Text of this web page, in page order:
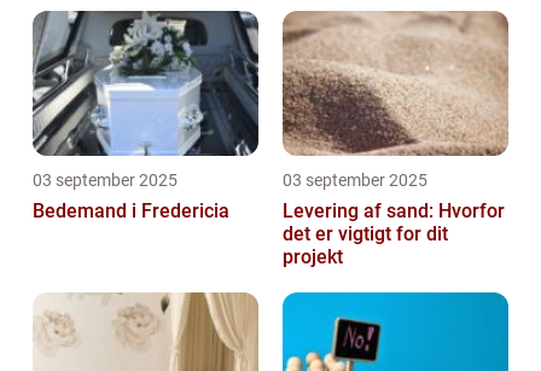
03 september 2025
Bedemand i Fredericia
03 september 2025
Levering af sand: Hvorfor
det er vigtigt for dit
projekt